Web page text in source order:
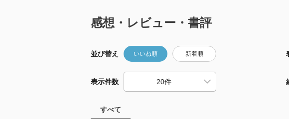
感想・レビュー・書評
並び替え いいね順 新着順
表示件数
すべて